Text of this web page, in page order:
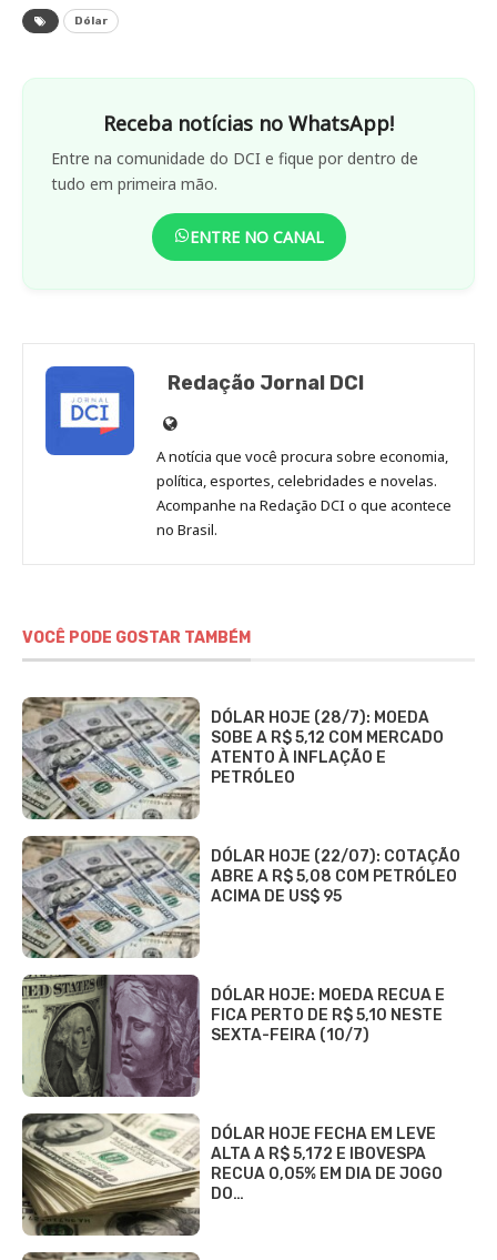
Dólar
Receba notícias no WhatsApp!
Entre na comunidade do DCI e fique por dentro de
tudo em primeira mão.
ENTRE NO CANAL
Redação Jornal DCI
Site
de
Redação
Jornal
DCI
A notícia que você procura sobre economia,
política, esportes, celebridades e novelas.
Acompanhe na Redação DCI o que acontece
no Brasil.
VOCÊ PODE GOSTAR TAMBÉM
DÓLAR HOJE (28/7): MOEDA
SOBE A R$ 5,12 COM MERCADO
ATENTO À INFLAÇÃO E
PETRÓLEO
DÓLAR HOJE (22/07): COTAÇÃO
ABRE A R$ 5,08 COM PETRÓLEO
ACIMA DE US$ 95
DÓLAR HOJE: MOEDA RECUA E
FICA PERTO DE R$ 5,10 NESTE
SEXTA-FEIRA (10/7)
DÓLAR HOJE FECHA EM LEVE
ALTA A R$ 5,172 E IBOVESPA
RECUA 0,05% EM DIA DE JOGO
DO…